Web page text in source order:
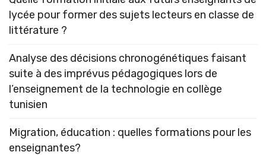
lycée pour former des sujets lecteurs en classe de
littérature ?
Analyse des décisions chronogénétiques faisant
suite à des imprévus pédagogiques lors de
l’enseignement de la technologie en collège
tunisien
Migration, éducation : quelles formations pour les
enseignantes?